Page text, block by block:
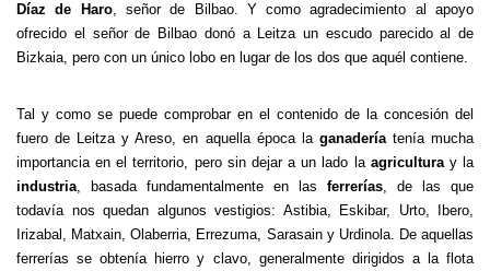
Díaz de Haro, señor de Bilbao. Y como agradecimiento al apoyo
ofrecido el señor de Bilbao donó a Leitza un escudo parecido al de
Bizkaia, pero con un único lobo en lugar de los dos que aquél contiene.
Tal y como se puede comprobar en el contenido de la concesión del
fuero de Leitza y Areso, en aquella época la ganaderíatenía mucha
importancia en el territorio, pero sin dejar a un lado la agriculturay la
industria, basada fundamentalmente en las ferrerías, de las que
todavía nos quedan algunos vestigios: Astibia, Eskibar, Urto, Ibero,
Irizabal, Matxain, Olaberria, Errezuma, Sarasain y Urdinola. De aquellas
ferrerías se obtenía hierro y clavo, generalmente dirigidos a la flota